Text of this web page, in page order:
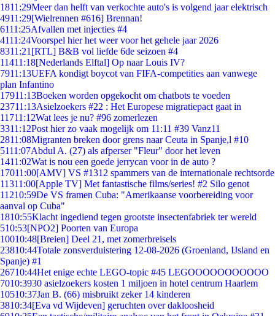
1811:29Meer dan helft van verkochte auto's is volgend jaar elektrisch
4911:29[Wielrennen #616] Brennan!
6111:25Afvallen met injecties #4
4111:24Voorspel hier het weer voor het gehele jaar 2026
8311:21 [RTL] B&B vol liefde 6de seizoen #4
11411:18[Nederlands Elftal] Op naar Louis IV?
7911:13UEFA kondigt boycot van FIFA-competities aan vanwege
plan Infantino
17911:13Boeken worden opgekocht om chatbots te voeden
23711:13Asielzoekers #22 : Het Europese migratiepact gaat in
11711:12Wat lees je nu? #96 zomerlezen
3311:12Post hier zo vaak mogelijk om 11:11 #39 Vanz11
2811:08Migranten breken door grens naar Ceuta in Spanje,l #10
5111:07Abdul A. (27) als afperser "Fleur" door het leven
1411:02Wat is nou een goede jerrycan voor in de auto ?
17011:00[AMV] VS #1312 spammers van de internationale rechtsorde
11311:00[Apple TV] Met fantastische films/series! #2 Silo genot
11210:59De VS framen Cuba: "Amerikaanse voorbereiding voor
aanval op Cuba"
1810:55Klacht ingediend tegen grootste insectenfabriek ter wereld
510:53[NPO2] Poorten van Europa
10010:48[Breien] Deel 21, met zomerbreisels
23810:44Totale zonsverduistering 12-08-2026 (Groenland, IJsland en
Spanje) #1
26710:44Het enige echte LEGO-topic #45 LEGOOOOOOOOOOO
7010:3930 asielzoekers kosten 1 miljoen in hotel centrum Haarlem
10510:37Jan B. (66) misbruikt zeker 14 kinderen
3810:34[Eva vd Wijdeven] geruchten over dakloosheid